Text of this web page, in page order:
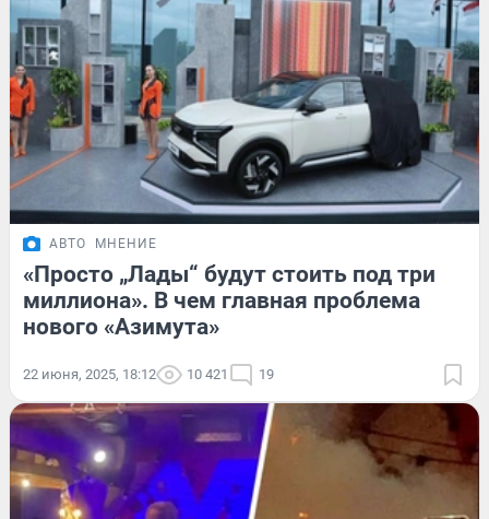
АВТО МНЕНИЕ
«Просто „Лады“ будут стоить под три
миллиона». В чем главная проблема
нового «Азимута»
22 июня, 2025, 18:12 10 421 19